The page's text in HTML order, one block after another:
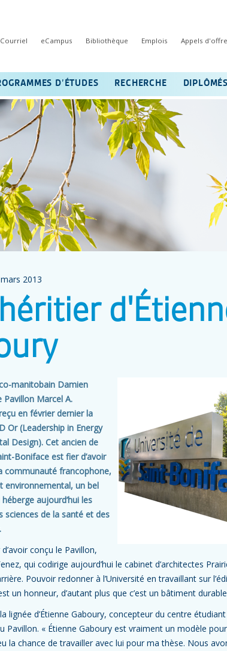
Courriel eCampus Bibliothèque Emplois Appels
D’ÉTUDES RECHERCHE
2013
manitobain Damien
Pavillon Marcel A.
en février dernier la
Or (Leadership in Energy
Design). Cet ancien de
Boniface est fier d’avoir
communauté francophone,
environnemental, un bel
aujourd’hui les
sciences de la santé et des
conçu le Pavillon,
qui codirige aujourd’hui le cabinet d’architectes
Pouvoir redonner à l’Université en travaillant sur
un honneur, d’autant plus que c’est un bâtiment
lignée d’Étienne Gaboury, concepteur du centre
Pavillon. « Étienne Gaboury est vraiment un modèle
la chance de travailler avec lui pour ma thèse. Nous